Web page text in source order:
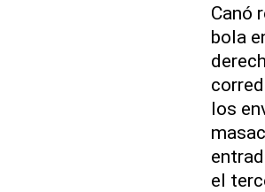
Canó
bola
los
el